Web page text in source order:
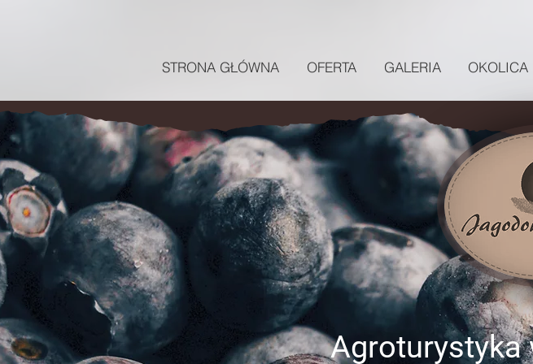
STRONA GŁÓWNA OFERTA GALERIA OKOLICA
Agroturystyka